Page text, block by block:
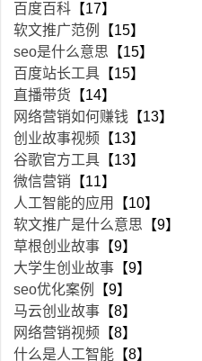
百度百科 【17】
软文推广范例
【15】
seo是什么意思 【15】
百度站长工具 【15】
直播带货 【14】
网络营销如何赚钱 【13】
创业故事视频 【13】
谷歌官方工具 【13】
微信营销 【11】
人工智能的应用
【10】
软文推广是什么意思 【9】
草根创业故事 【9】
大学生创业故事 【9】
seo优化案例
【9】
马云创业故事 【8】
网络营销视频 【8】
什么是人工智能 【8】